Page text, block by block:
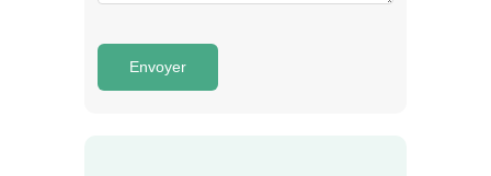
Envoyer